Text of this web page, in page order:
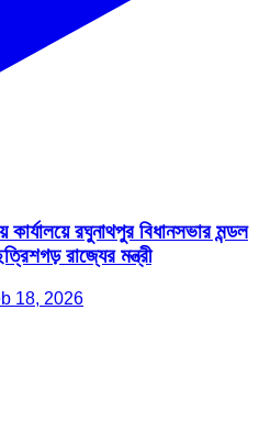
রঘুনাথপুর বিধানসভার মন্ডল
রাজ্যের মন্ত্রী
18, 2026